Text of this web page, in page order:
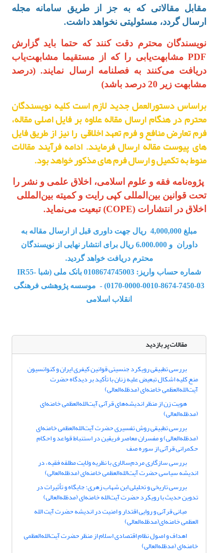
مقابل مقالاتی که به جز از طریق سامانه مجله
ارسال گردد، مسئولیتی نخواهد داشت.
نویسندگان محترم دقت کنند که حتما باید گزارش
PDF مشابهت‌یابی را که از مستقیما مشابهت‌یاب
دریافت می‌‌کنند به فصلنامه ارسال نمایند. (درصد
مشابهت زیر 20 درصد باشد)
براساس دستورالعمل جدید لازم است کلیه نویسندگان
محترم در هنگام ارسال مقاله علاوه بر فایل اصلی مقاله،
فرم تعارض منافع و فرم تعهد اخلاقی را نیز از طریق فایل
های پیوست مقاله ارسال فرمایند. ادامه فرآیند مقالات
منوط به تکمیل و ارسال فرم های مذکور خواهد بود.
پژوه‌نامه فقه و علوم اسلامی، اخلاق علمی و نشر را
تحت قوانین بین‌المللی کپی رایت و کمیته بین‌المللی
اخلاق در انتشارات (COPE) تبعیت می‌نماید.
مبلغ 4,000,000 ریال جهت داوری قبل از ارسال مقاله به
داوران و 6.000.000 ریال برای انتشار نهایی از نویسندگان
محترم دریافت خواهد گردید.
شماره حساب واریز: 0108674745003 بانک ملی (شبا IR55-
0170-0000-0010-8674-7450-03) - موسسه پژوهشی فرهنگی
انقلاب اسلامی
مقالات پر بازدید
بررسی تطبیقی رویکرد جنسیتی قوانین کیفری ایران و کنوانسیون
منع کلیه اشکال تبعیض علیه زنان با تأکید بر دیدگاه حضرت
آیت‌الله‌العظمی خامنه‌ای (مدظله‌العالی)
هویت زن از منظر اندیشه‌های قرآنی آیت‌الله‌العظمی خامنه‌ای
(مدظله‌العالی)
بررسی تطبیقی روش تفسیری حضرت آیت‌الله‌العظمی خامنه‌ای
(مدظله‌العالی) و مفسران معاصر فریقین در استنباط قواعد و احکام
حکمرانی قرآنی از سوره صف
بررسی سازگاری مردم‌سالاری با نظریه ولایت مطلقه فقیه، در
اندیشه سیاسی حضرت آیت‌الله‌العظمی خامنه‌ای (مدظله‌العالی)
بررسی تاریخی و تحلیلی ابن شهاب زهری: جایگاه و تأثیرات در
تدوین حدیث با رویکرد حضرت آیت‌الله خامنه‌ای (مدظله‌العالی)
مبانی قرآنی و روایی اقتدار و امنیت در اندیشه حضرت آیت ‌الله
العظمی خامنه‌ای(مدظله‌العالی)
اهداف و اصول نظام اقتصادی اسلام از منظر حضرت آیت‌الله‌العظمی
خامنه‌ای (مدظله‌العالی)